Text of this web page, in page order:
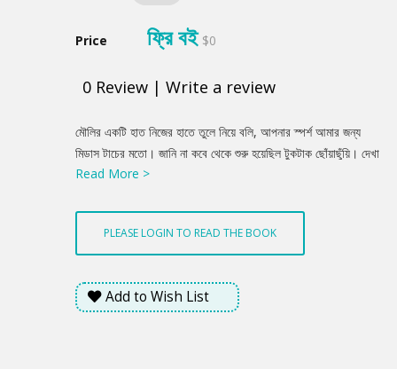
Price ফ্রি বই $0
0 Review | Write a review
Product
Summery
মৌলির একটি হাত নিজের হাতে তুলে নিয়ে বলি, আপনার স্পর্শ আমার জন্য
মিডাস টাচের মতো। জানি না কবে থেকে শুরু হয়েছিল টুকটাক ছোঁয়াছুঁয়ি। দেখা
হতো বিভিন্ন অনুষ্ঠানে। আমি হয়তো একটি বাৎসরিক রম্য পুরস্কারের অনুষ্ঠান
কথা বলছে। আমায় দেখে নি। সামনে থেকে তার মাথাটি জড়িয়ে ধরলাম।
একদম হৃৎপিণ্ডের কাছে। সে চমকে উঠে হাসল সামান্য- কখন এলে?
Read More >
PLEASE LOGIN TO READ THE BOOK
Add to Wish List